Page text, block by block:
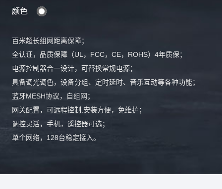
颜色
百米超长组网距离保障；
全认证，品质保障（UL，FCC，CE，ROHS）4年质保；
电源控制器合一设计，可替换常规电源；
具备调光调色，设备分组、定时延时、音乐互动等各种功能；
蓝牙MESH协议，自组网；
网关配置，可远程控制,安装方便，免维护；
调控灵活，手机，遥控器可选；
单个网络，128台稳定接入。